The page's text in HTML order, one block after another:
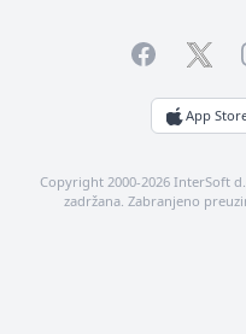
FacebookTwitter
App
Copyright 2000-2026 InterSoft
zadržana. Zabranjeno